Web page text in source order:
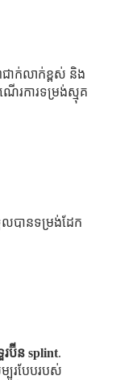
ជាក់លាក់ខ្ពស់ និង
រការទម្រង់ស្មុគ
បានទម្រង់ដែក
ប៊ីន splint.
របែបរបស់